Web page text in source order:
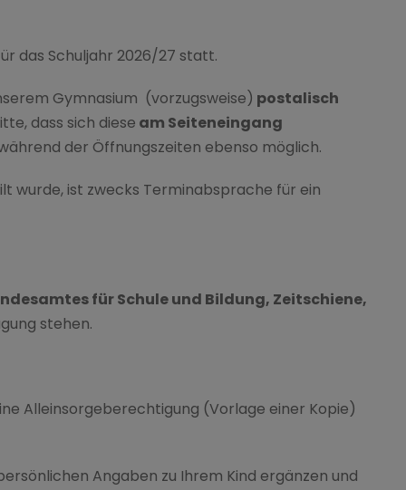
das Schuljahr 2026/27 statt.
Gymnasium (vorzugsweise) postalisch
dass sich diese am Seiteneingang
der Öffnungszeiten ebenso möglich.
wurde, ist zwecks Terminabsprache für ein
für Schule und Bildung, Zeitschiene,
stehen.
Alleinsorgeberechtigung (Vorlage einer Kopie)
Angaben zu Ihrem Kind ergänzen und